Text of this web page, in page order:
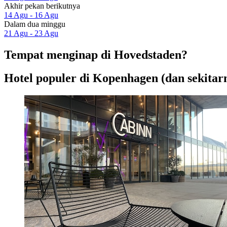
Akhir pekan berikutnya
14 Agu - 16 Agu
Dalam dua minggu
21 Agu - 23 Agu
Tempat menginap di Hovedstaden?
Hotel populer di Kopenhagen (dan